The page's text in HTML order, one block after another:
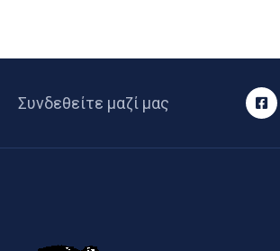
Συνδεθείτε μαζί μας